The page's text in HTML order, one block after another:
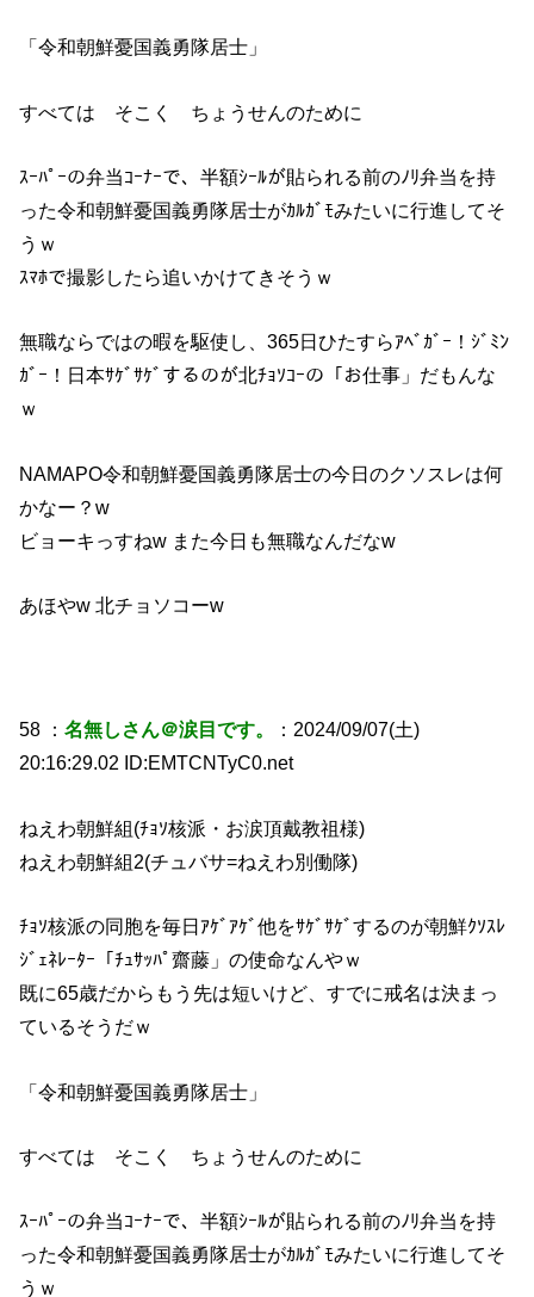
「令和朝鮮憂国義勇隊居士」
すべては そこく ちょうせんのために
ｽｰﾊﾟｰの弁当ｺｰﾅｰで、半額ｼｰﾙが貼られる前のﾉﾘ弁当を持
った令和朝鮮憂国義勇隊居士がｶﾙｶﾞﾓみたいに行進してそ
うｗ
ｽﾏﾎで撮影したら追いかけてきそうｗ
無職ならではの暇を駆使し、365日ひたすらｱﾍﾞｶﾞｰ！ｼﾞﾐﾝ
ｶﾞｰ！日本ｻｹﾞｻｹﾞするのが北ﾁｮｿｺｰの「お仕事」だもんな
ｗ
NAMAPO令和朝鮮憂国義勇隊居士の今日のクソスレは何
かなー？w
ビョーキっすねw また今日も無職なんだなw
あほやw 北チョソコーw
58 ：名無しさん＠涙目です。
：2024/09/07(土)
20:16:29.02 ID:EMTCNTyC0.net
ねえわ朝鮮組(ﾁｮｿ核派・お涙頂戴教祖様)
ねえわ朝鮮組2(チュバサ=ねえわ別働隊)
ﾁｮｿ核派の同胞を毎日ｱｹﾞｱｹﾞ他をｻｹﾞｻｹﾞするのが朝鮮ｸｿｽﾚ
ｼﾞｪﾈﾚｰﾀｰ「ﾁｭｻｯﾊﾟ齋藤」の使命なんやｗ
既に65歳だからもう先は短いけど、すでに戒名は決まっ
ているそうだｗ
「令和朝鮮憂国義勇隊居士」
すべては そこく ちょうせんのために
ｽｰﾊﾟｰの弁当ｺｰﾅｰで、半額ｼｰﾙが貼られる前のﾉﾘ弁当を持
った令和朝鮮憂国義勇隊居士がｶﾙｶﾞﾓみたいに行進してそ
うｗ